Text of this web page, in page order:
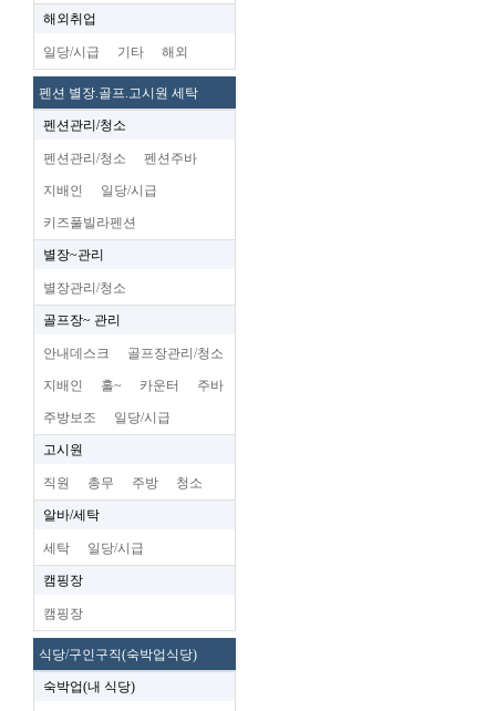
해외취업
일당/시급 기타 해외
펜션 별장.골프.고시원 세탁
펜션관리/청소
펜션관리/청소 펜션주바
지배인 일당/시급
키즈풀빌라펜션
별장~관리
별장관리/청소
골프장~ 관리
안내데스크 골프장관리/청소
지배인 홀~ 카운터 주바
주방보조 일당/시급
고시원
직원 총무 주방 청소
알바/세탁
세탁 일당/시급
캠핑장
캠핑장
식당/구인구직(숙박업식당)
숙박업(내 식당)